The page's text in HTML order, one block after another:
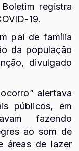
registra
19.
pai de família
da população
divulgado
alertava
públicos, em
fazendo
ao som de
áreas de lazer